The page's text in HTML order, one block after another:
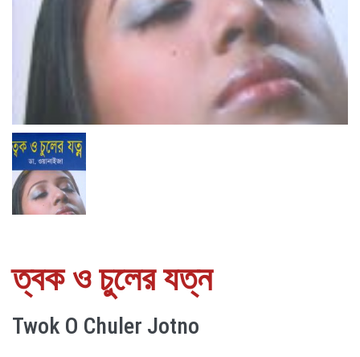
ত্বক ও চুলের যত্ন
Twok O Chuler Jotno